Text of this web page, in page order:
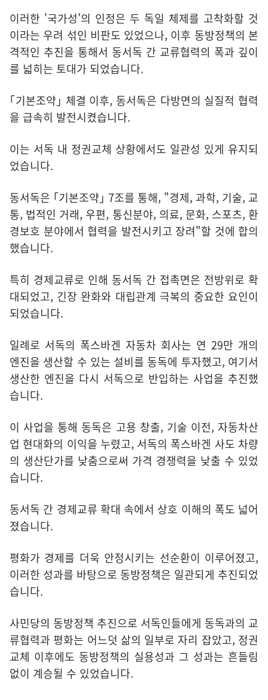
이러한 '국가성'의 인정은 두 독일 체제를 고착화할 것
이라는 우려 섞인 비판도 있었으나, 이후 동방정책의 본
격적인 추진을 통해서 동서독 간 교류협력의 폭과 깊이
를 넓히는 토대가 되었습니다.
｢기본조약｣ 체결 이후, 동서독은 다방면의 실질적 협력
을 급속히 발전시켰습니다.
이는 서독 내 정권교체 상황에서도 일관성 있게 유지되
었습니다.
동서독은 ｢기본조약｣ 7조를 통해, "경제, 과학, 기술, 교
통, 법적인 거래, 우편, 통신분야, 의료, 문화, 스포츠, 환
경보호 분야에서 협력을 발전시키고 장려"할 것에 합의
했습니다.
특히 경제교류로 인해 동서독 간 접촉면은 전방위로 확
대되었고, 긴장 완화와 대립관계 극복의 중요한 요인이
되었습니다.
일례로 서독의 폭스바겐 자동차 회사는 연 29만 개의
엔진을 생산할 수 있는 설비를 동독에 투자했고, 여기서
생산한 엔진을 다시 서독으로 반입하는 사업을 추진했
습니다.
이 사업을 통해 동독은 고용 창출, 기술 이전, 자동차산
업 현대화의 이익을 누렸고, 서독의 폭스바겐 사도 차량
의 생산단가를 낮춤으로써 가격 경쟁력을 낮출 수 있었
습니다.
동서독 간 경제교류 확대 속에서 상호 이해의 폭도 넓어
졌습니다.
평화가 경제를 더욱 안정시키는 선순환이 이루어졌고,
이러한 성과를 바탕으로 동방정책은 일관되게 추진되었
습니다.
사민당의 동방정책 추진으로 서독인들에게 동독과의 교
류협력과 평화는 어느덧 삶의 일부로 자리 잡았고, 정권
교체 이후에도 동방정책의 실용성과 그 성과는 흔들림
없이 계승될 수 있었습니다.